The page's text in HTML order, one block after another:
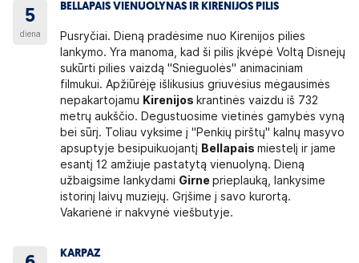
5
diena
BELLAPAIS VIENUOLYNAS IR KIRENIJOS PILIS
Pusryčiai. Dieną pradėsime nuo Kirenijos pilies
lankymo. Yra manoma, kad ši pilis įkvėpė Voltą Disnejų
sukūrti pilies vaizdą "Snieguolės" animaciniam
filmukui. Apžiūrėję išlikusius griuvėsius mėgausimės
nepakartojamu Kirenijos krantinės vaizdu iš 732
metrų aukščio. Degustuosime vietinės gamybės vyną
bei sūrį. Toliau vyksime į "Penkių pirštų" kalnų masyvo
apsuptyje besipuikuojantį Bellapaismiestelį ir jame
esantį 12 amžiuje pastatytą vienuolyną. Dieną
užbaigsime lankydami Girneprieplauką, lankysime
istorinį laivų muziejų. Grįšime į savo kurortą.
Vakarienė ir nakvynė viešbutyje.
KARPAZ